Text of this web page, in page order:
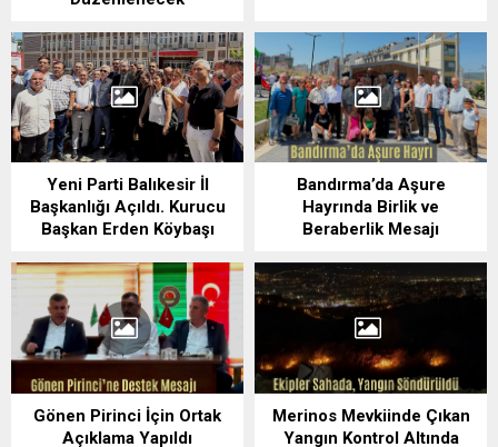
Yeni Parti Balıkesir İl
Başkanlığı Açıldı. Kurucu
Başkan Erden Köybaşı
Bandırma’da Aşure
Hayrında Birlik ve
Beraberlik Mesajı
Gönen Pirinci İçin Ortak
Açıklama Yapıldı
Merinos Mevkiinde Çıkan
Yangın Kontrol Altında